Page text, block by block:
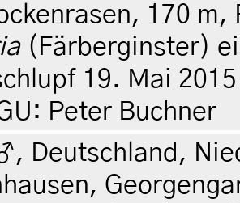
170
(Färberginster)
19. Mai
Peter Buchner
Deutschland,